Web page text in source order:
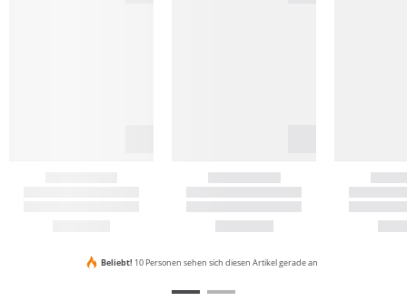
Beliebt! 10 Personen sehen sich diesen Artikel gerade an